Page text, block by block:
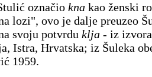
označio kna kao ženski
lozi", ovo je dalje preuzeo
svoju potvrdu klja - iz
Istra, Hrvatska; iz Šuleka
1959.